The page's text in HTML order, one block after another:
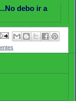
debo ir a